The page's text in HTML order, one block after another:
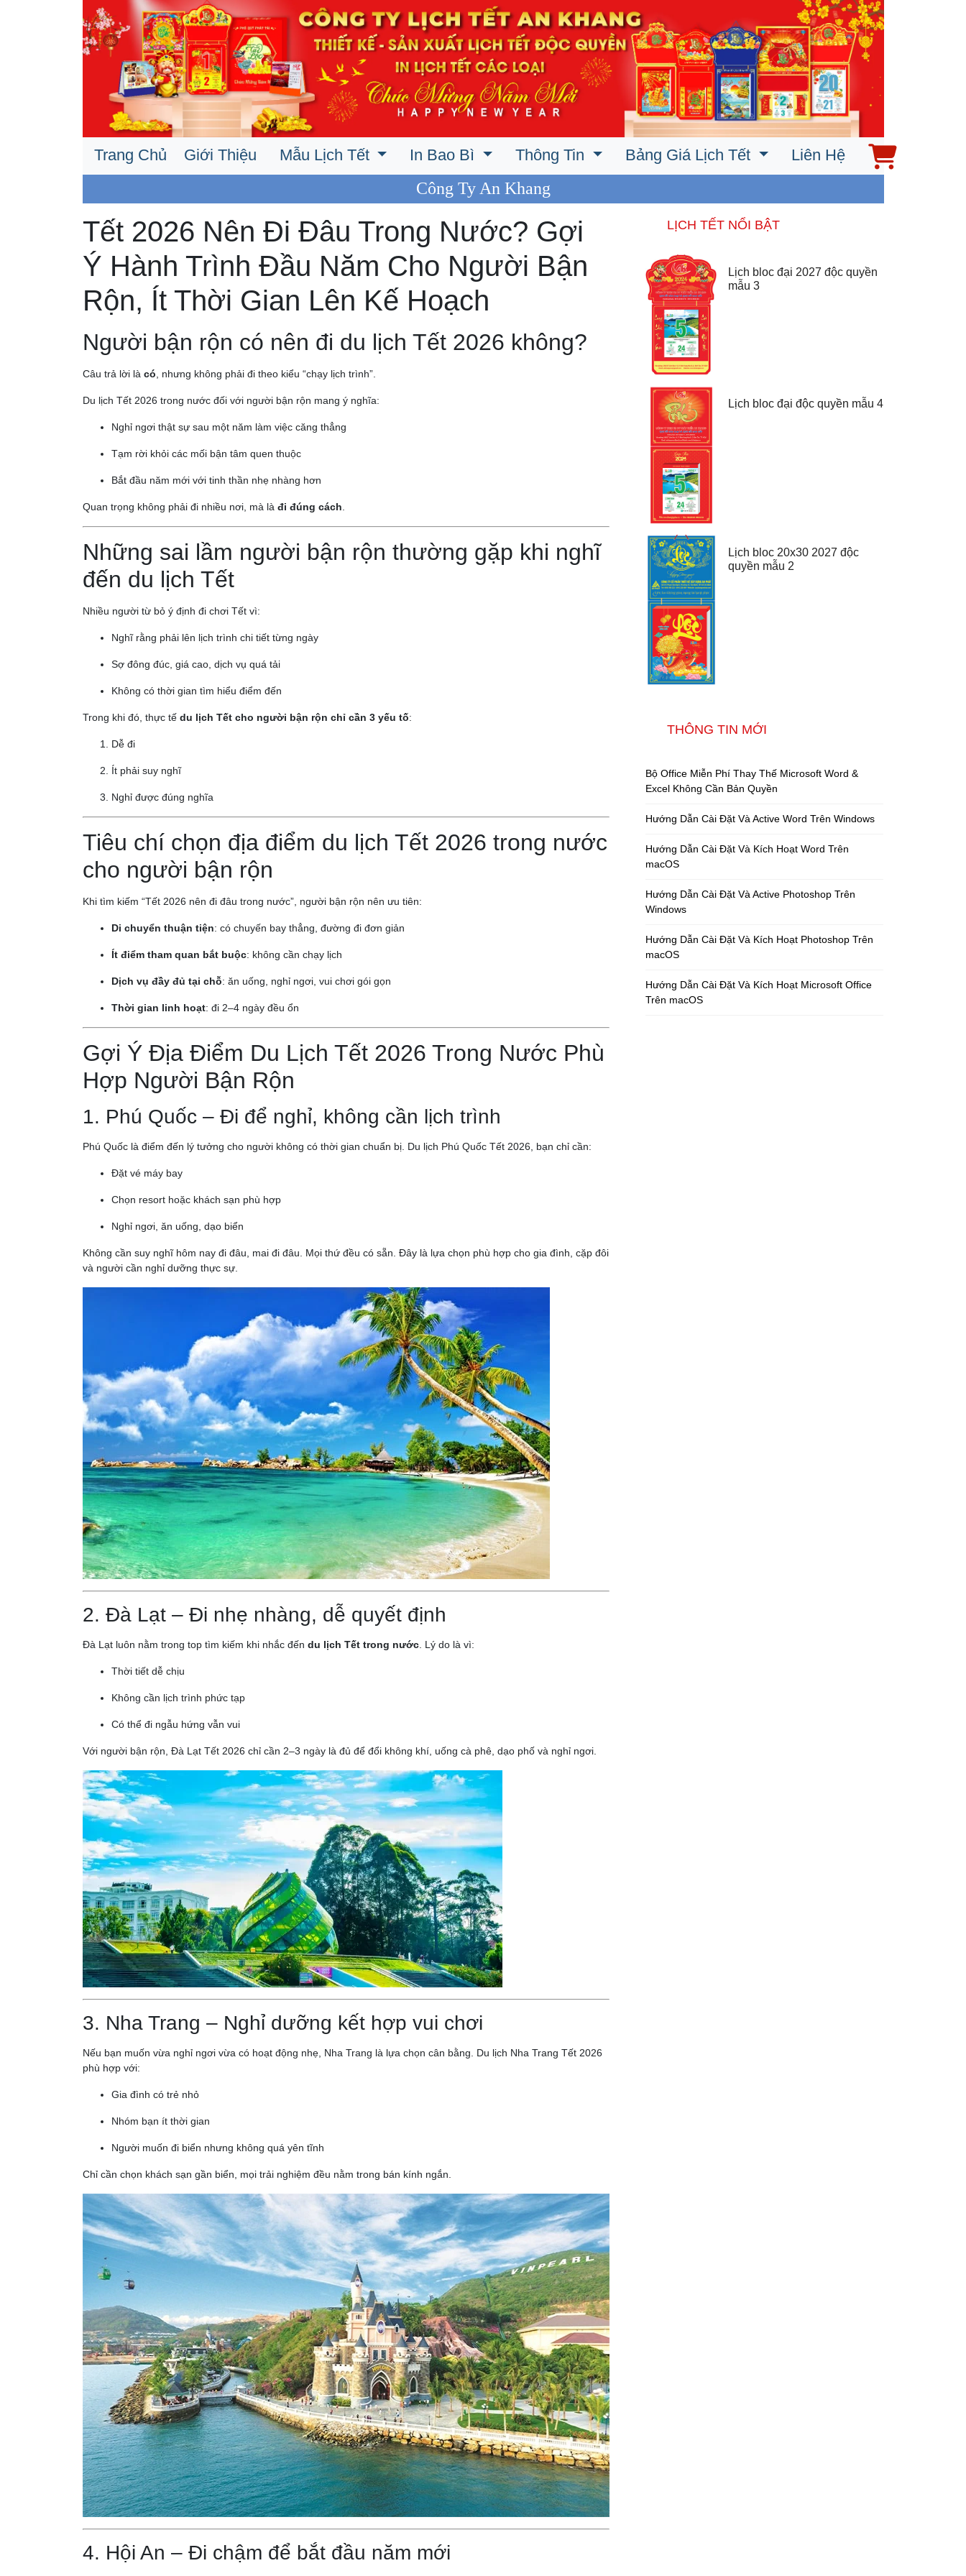
Trang Chủ Giới Thiệu Mẫu Lịch Tết In Bao Bì Thông Tin Bảng Giá Lịch Tết Liên Hệ
Công Ty An Khang
Tết 2026 Nên Đi Đâu Trong Nước? Gợi
Ý Hành Trình Đầu Năm Cho Người Bận
Rộn, Ít Thời Gian Lên Kế Hoạch
Người bận rộn có nên đi du lịch Tết 2026 không?
Câu trả lời là có , nhưng không phải đi theo kiểu “chạy lịch trình”.
Du lịch Tết 2026 trong nước đối với người bận rộn mang ý nghĩa:
Nghỉ ngơi thật sự sau một năm làm việc căng thẳng
Tạm rời khỏi các mối bận tâm quen thuộc
Bắt đầu năm mới với tinh thần nhẹ nhàng hơn
Quan trọng không phải đi nhiều nơi, mà là đi đúng cách
Những sai lầm người bận rộn thường gặp khi nghĩ
đến du lịch Tết
Nhiều người từ bỏ ý định đi chơi Tết vì:
Nghĩ rằng phải lên lịch trình chi tiết từng ngày
Sợ đông đúc, giá cao, dịch vụ quá tải
Không có thời gian tìm hiểu điểm đến
Trong khi đó, thực tế du lịch Tết cho người bận rộn chỉ cần 3 yếu tố:
Dễ đi
Ít phải suy nghĩ
Nghỉ được đúng nghĩa
Tiêu chí chọn địa điểm du lịch Tết 2026 trong nước
cho người bận rộn
Khi tìm kiếm “Tết 2026 nên đi đâu trong nước”, người bận rộn nên ưu tiên:
Di chuyển thuận tiện: có chuyến bay thẳng, đường đi đơn giản
Ít điểm tham quan bắt buộc: không cần chạy lịch
Dịch vụ đầy đủ tại chỗ: ăn uống, nghỉ ngơi, vui chơi gói gọn
Thời gian linh hoạt: đi 2–4 ngày đều ổn
Gợi Ý Địa Điểm Du Lịch Tết 2026 Trong Nước Phù
Hợp Người Bận Rộn
1. Phú Quốc – Đi để nghỉ, không cần lịch trình
Phú Quốc là điểm đến lý tưởng cho người không có thời gian chuẩn bị. Du lịch Phú Quốc Tết 2026, bạn chỉ cần:
Đặt vé máy bay
Chọn resort hoặc khách sạn phù hợp
Nghỉ ngơi, ăn uống, dạo biển
Không cần suy nghĩ hôm nay đi đâu, mai đi đâu. Mọi thứ đều có sẵn. Đây là lựa chọn phù hợp cho gia đình, cặp đôi
và người cần nghỉ dưỡng thực sự.
2. Đà Lạt – Đi nhẹ nhàng, dễ quyết định
Đà Lạt luôn nằm trong top tìm kiếm khi nhắc đến du lịch Tết trong nước. Lý do là vì:
Thời tiết dễ chịu
Không cần lịch trình phức tạp
Có thể đi ngẫu hứng vẫn vui
Với người bận rộn, Đà Lạt Tết 2026 chỉ cần 2–3 ngày là đủ để đổi không khí, uống cà phê, dạo phố và nghỉ ngơi.
3. Nha Trang – Nghỉ dưỡng kết hợp vui chơi
Nếu bạn muốn vừa nghỉ ngơi vừa có hoạt động nhẹ, Nha Trang là lựa chọn cân bằng. Du lịch Nha Trang Tết 2026
phù hợp với:
Gia đình có trẻ nhỏ
Nhóm bạn ít thời gian
Người muốn đi biển nhưng không quá yên tĩnh
Chỉ cần chọn khách sạn gần biển, mọi trải nghiệm đều nằm trong bán kính ngắn.
4. Hội An – Đi chậm để bắt đầu năm mới
LỊCH TẾT NỔI BẬT
Lịch bloc đại 2027 độc quyền
mẫu 3
Lịch bloc đại độc quyền mẫu 4
Lịch bloc 20x30 2027 độc
quyền mẫu 2
THÔNG TIN MỚI
Bộ Office Miễn Phí Thay Thế Microsoft Word &
Excel Không Cần Bản Quyền
Hướng Dẫn Cài Đặt Và Active Word Trên Windows
Hướng Dẫn Cài Đặt Và Kích Hoạt Word Trên
macOS
Hướng Dẫn Cài Đặt Và Active Photoshop Trên
Windows
Hướng Dẫn Cài Đặt Và Kích Hoạt Photoshop Trên
macOS
Hướng Dẫn Cài Đặt Và Kích Hoạt Microsoft Office
Trên macOS